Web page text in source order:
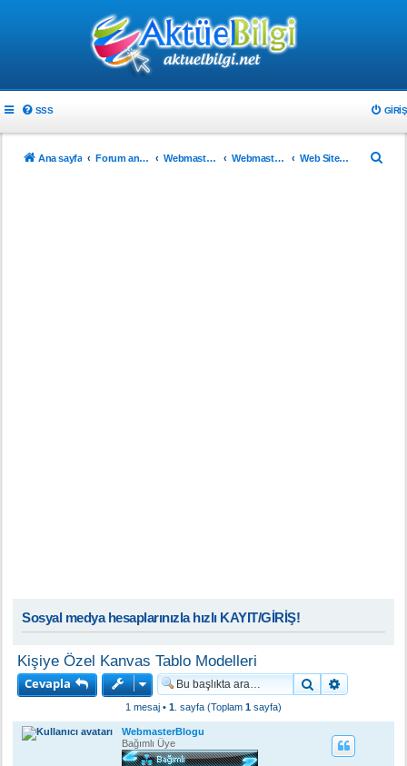
SSS GIRIŞ
Ana sayfa Forum ana sayfa Webmaster & Tasarım Webmasterlar için Web Sitenizi Tanıtın..!
Sosyal medya hesaplarınızla hızlı KAYIT/GİRİŞ!
Kişiye Özel Kanvas Tablo Modelleri
Cevapla
Ara
1 mesaj • 1 . sayfa (Toplam 1 sayfa)
WebmasterBlogu
Bağımlı Üye